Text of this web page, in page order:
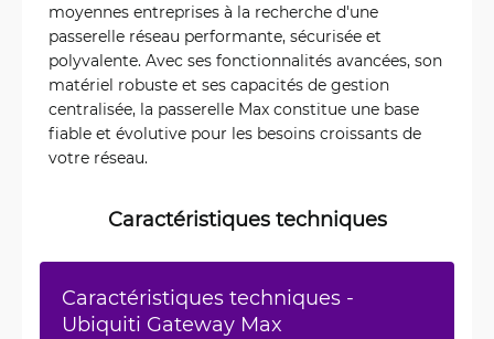
moyennes entreprises à la recherche d'une
passerelle réseau performante, sécurisée et
polyvalente. Avec ses fonctionnalités avancées, son
matériel robuste et ses capacités de gestion
centralisée, la passerelle Max constitue une base
fiable et évolutive pour les besoins croissants de
votre réseau.
Caractéristiques techniques
Caractéristiques techniques -
Ubiquiti Gateway Max